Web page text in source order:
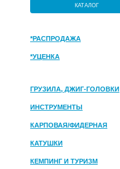
КАТАЛОГ
*РАСПРОДАЖА
*УЦЕНКА
ГРУЗИЛА, ДЖИГ-ГОЛОВКИ
ИНСТРУМЕНТЫ
КАРПОВАЯ/ФИДЕРНАЯ
КАТУШКИ
КЕМПИНГ И ТУРИЗМ